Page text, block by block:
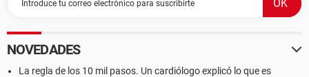
NOVEDADES
La regla de los 10 mil pasos. Un cardiólogo explicó lo que es